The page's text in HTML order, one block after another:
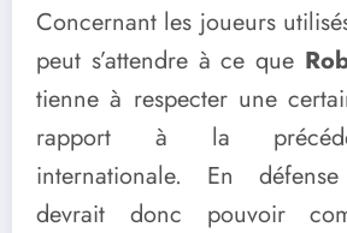
Concernant les joueurs
peut s’attendre à ce que
tienne à respecter une
rapport à la
internationale. En
devrait donc pouvoir